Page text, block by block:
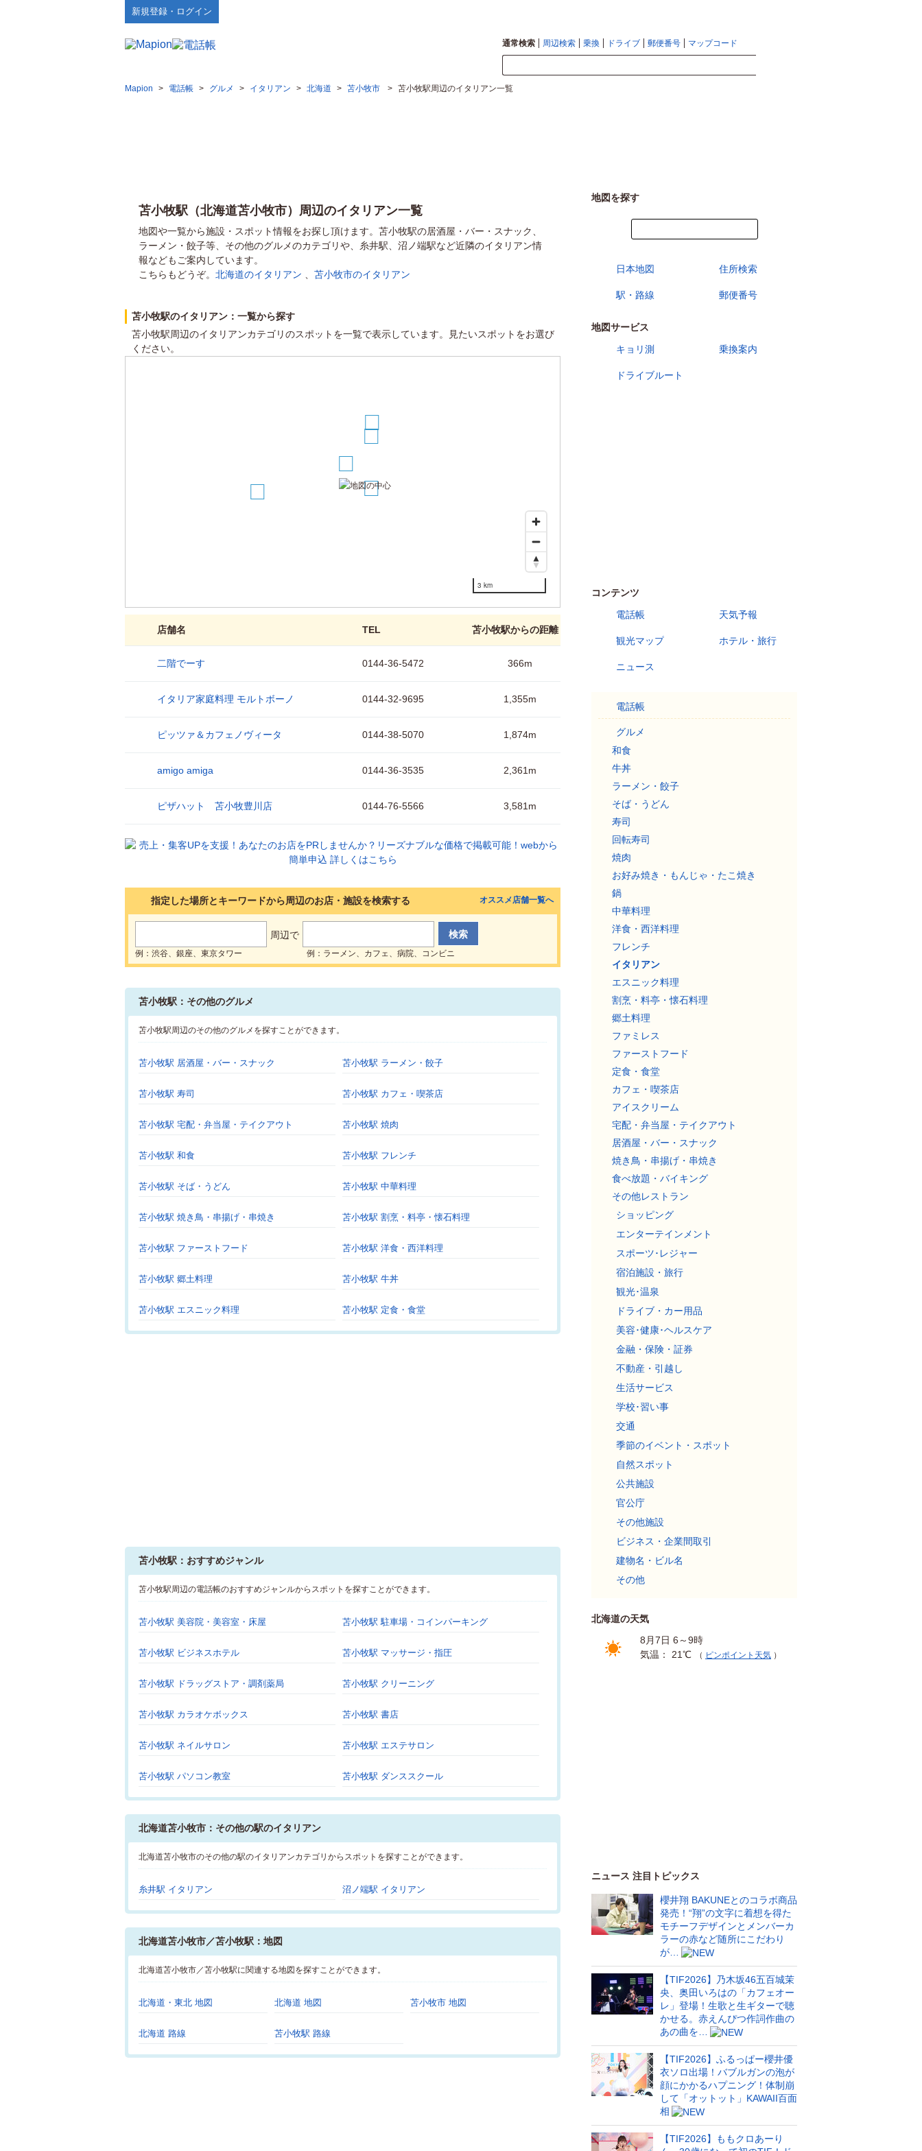
新規登録・ログイン
通常検索 周辺検索 乗換 ドライブ 郵便番号 マップコード
Mapion > 電話帳 > グルメ > イタリアン > 北海道 > 苫小牧市 > 苫小牧駅周辺のイタリアン一覧
苫小牧駅（北海道苫小牧市）周辺のイタリアン一覧
地図や一覧から施設・スポット情報をお探し頂けます。苫小牧駅の居酒屋・バー・スナック、
ラーメン・餃子等、その他のグルメのカテゴリや、糸井駅、沼ノ端駅など近隣のイタリアン情
報などもご案内しています。
こちらもどうぞ。 北海道のイタリアン 苫小牧市のイタリアン
苫小牧駅のイタリアン：一覧から探す
苫小牧駅周辺のイタリアンカテゴリのスポットを一覧で表示しています。見たいスポットをお選び
ください。
2
3 km
店舗名 TEL 苫小牧駅からの距離
二階でーす 0144-36-5472 366m
イタリア家庭料理 モルトボーノ 0144-32-9695 1,355m
ピッツァ＆カフェノヴィータ 0144-38-5070 1,874m
amigo amiga 0144-36-3535 2,361m
ピザハット 苫小牧豊川店 0144-76-5566 3,581m
指定した場所とキーワードから周辺のお店・施設を検索する
周辺で
例：渋谷、銀座、東京タワー 例：ラーメン、カフェ、病院、コンビニ
オススメ店舗一覧へ
苫小牧駅：その他のグルメ
苫小牧駅周辺のその他のグルメを探すことができます。
苫小牧駅 居酒屋・バー・スナック 苫小牧駅 ラーメン・餃子
苫小牧駅 寿司 苫小牧駅 カフェ・喫茶店
苫小牧駅 宅配・弁当屋・テイクアウト 苫小牧駅 焼肉
苫小牧駅 和食 苫小牧駅 フレンチ
苫小牧駅 そば・うどん 苫小牧駅 中華料理
苫小牧駅 焼き鳥・串揚げ・串焼き 苫小牧駅 割烹・料亭・懐石料理
苫小牧駅 ファーストフード 苫小牧駅 洋食・西洋料理
苫小牧駅 郷土料理 苫小牧駅 牛丼
苫小牧駅 エスニック料理 苫小牧駅 定食・食堂
苫小牧駅：おすすめジャンル
苫小牧駅周辺の電話帳のおすすめジャンルからスポットを探すことができます。
苫小牧駅 美容院・美容室・床屋 苫小牧駅 駐車場・コインパーキング
苫小牧駅 ビジネスホテル 苫小牧駅 マッサージ・指圧
苫小牧駅 ドラッグストア・調剤薬局 苫小牧駅 クリーニング
苫小牧駅 カラオケボックス 苫小牧駅 書店
苫小牧駅 ネイルサロン 苫小牧駅 エステサロン
苫小牧駅 パソコン教室 苫小牧駅 ダンススクール
北海道苫小牧市：その他の駅のイタリアン
北海道苫小牧市のその他の駅のイタリアンカテゴリからスポットを探すことができます。
糸井駅 イタリアン 沼ノ端駅 イタリアン
北海道苫小牧市／苫小牧駅：地図
北海道苫小牧市／苫小牧駅に関連する地図を探すことができます。
北海道・東北 地図 北海道 地図 苫小牧市 地図
北海道 路線 苫小牧駅 路線
地図を探す
日本地図 住所検索
駅・路線 郵便番号
地図サービス
キョリ測
乗換案内
ドライブルート
コンテンツ
電話帳
天気予報
観光マップ ホテル・旅行
ニュース
電話帳
グルメ
和食
牛丼
ラーメン・餃子
そば・うどん
寿司
回転寿司
焼肉
お好み焼き・もんじゃ・たこ焼き
鍋
中華料理
洋食・西洋料理
フレンチ
イタリアン
エスニック料理
割烹・料亭・懐石料理
郷土料理
ファミレス
ファーストフード
定食・食堂
カフェ・喫茶店
アイスクリーム
宅配・弁当屋・テイクアウト
居酒屋・バー・スナック
焼き鳥・串揚げ・串焼き
食べ放題・バイキング
その他レストラン
ショッピング
エンターテインメント
スポーツ･レジャー
宿泊施設・旅行
観光･温泉
ドライブ・カー用品
美容･健康･ヘルスケア
金融・保険・証券
不動産・引越し
生活サービス
学校･習い事
交通
季節のイベント・スポット
自然スポット
公共施設
官公庁
その他施設
ビジネス・企業間取引
建物名・ビル名
その他
北海道の天気
8月7日 6～9時
気温： 21℃
（ ピンポイント天気 ）
ニュース 注目トピックス
櫻井翔 BAKUNEとのコラボ商品
発売！“翔”の文字に着想を得た
モチーフデザインとメンバーカ
ラーの赤など随所にこだわり
が…
【TIF2026】乃木坂46五百城茉
央、奥田いろはの「カフェオー
レ」登場！生歌と生ギターで聴
かせる。赤えんぴつ作詞作曲の
あの曲を…
【TIF2026】ふるっぱー櫻井優
衣ソロ出場！バブルガンの泡が
顔にかかるハプニング！体制崩
して「オットット」KAWAII百面
相
【TIF2026】ももクロあーり